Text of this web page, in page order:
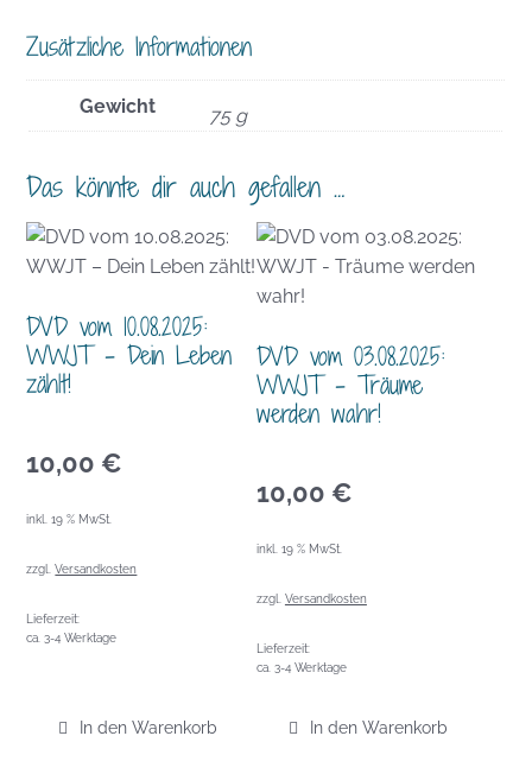
Zusätzliche Informationen
Gewicht 75 g
Das könnte dir auch gefallen …
DVD vom 10.08.2025:
WWJT – Dein Leben
zählt!
10,00 €
inkl. 19 % MwSt.
zzgl.Versandkosten
Lieferzeit:
ca. 3-4 Werktage
In den Warenkorb
DVD vom 03.08.2025:
WWJT – Träume
werden wahr!
10,00 €
inkl. 19 % MwSt.
zzgl. Versandkosten
Lieferzeit:
ca. 3-4 Werktage
In den Warenkorb